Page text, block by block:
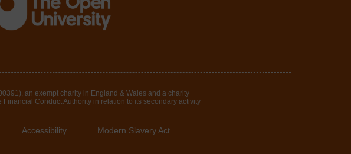
an exempt charity in England & Wales and a charity
Conduct Authority in relation to its secondary activity
Accessibility Modern Slavery Act